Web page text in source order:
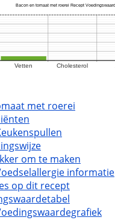
met roerei
om te maken
informatie
op dit recept